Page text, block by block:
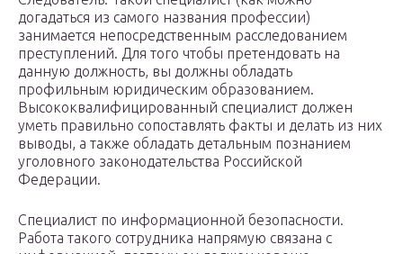
догадаться из самого названия профессии)
занимается непосредственным расследованием
преступлений. Для того чтобы претендовать на
данную должность, вы должны обладать
профильным юридическим образованием.
Высококвалифицированный специалист должен
уметь правильно сопоставлять факты и делать из них
выводы, а также обладать детальным познанием
уголовного законодательства Российской
Федерации.
Специалист по информационной безопасности.
Работа такого сотрудника напрямую связана с